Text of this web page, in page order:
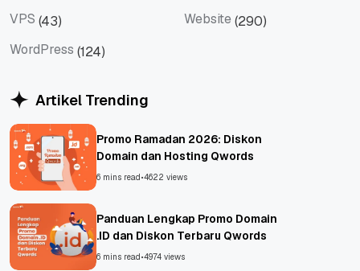
VPS (43) Website (290)
WordPress (124)
Artikel Trending
Promo Ramadan 2026: Diskon
Domain dan Hosting Qwords
6 mins read•4622 views
Panduan Lengkap Promo Domain
.ID dan Diskon Terbaru Qwords
6 mins read•4974 views